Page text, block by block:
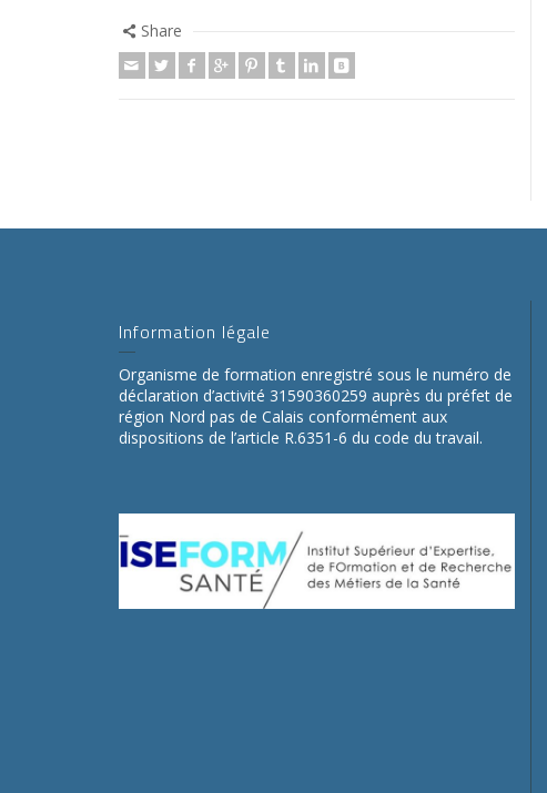
Share
Information légale
Organisme de formation enregistré sous le numéro de
déclaration d’activité 31590360259 auprès du préfet de
région Nord pas de Calais conformément aux
dispositions de l’article R.6351-6 du code du travail.